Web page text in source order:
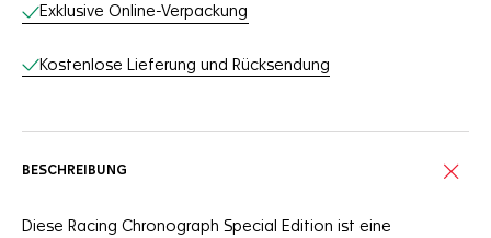
Exklusive Online-Verpackung
Kostenlose Lieferung und Rücksendung
BESCHREIBUNG
Diese Racing Chronograph Special Edition ist eine